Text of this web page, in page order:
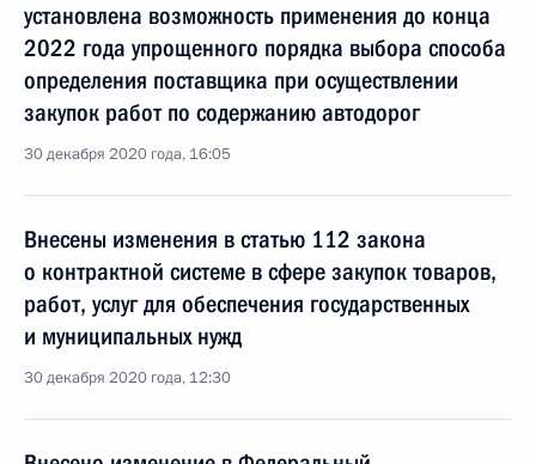
установлена возможность применения до конца
2022 года упрощенного порядка выбора способа
определения поставщика при осуществлении
закупок работ по содержанию автодорог
30 декабря 2020 года, 16:05
Внесены изменения в статью 112 закона
о контрактной системе в сфере закупок товаров,
работ, услуг для обеспечения государственных
и муниципальных нужд
30 декабря 2020 года, 12:30